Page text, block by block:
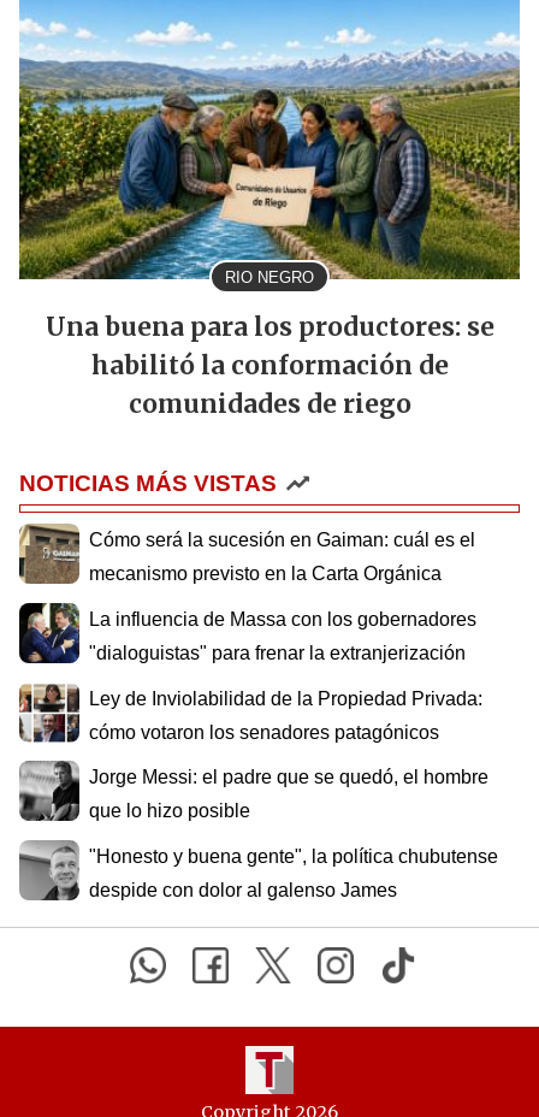
RIO NEGRO
Una buena para los productores: se
habilitó la conformación de
comunidades de riego
NOTICIAS MÁS VISTAS
Cómo será la sucesión en Gaiman: cuál es el
mecanismo previsto en la Carta Orgánica
La influencia de Massa con los gobernadores
"dialoguistas" para frenar la extranjerización
Ley de Inviolabilidad de la Propiedad Privada:
cómo votaron los senadores patagónicos
Jorge Messi: el padre que se quedó, el hombre
que lo hizo posible
"Honesto y buena gente", la política chubutense
despide con dolor al galenso James
Copyright 2026